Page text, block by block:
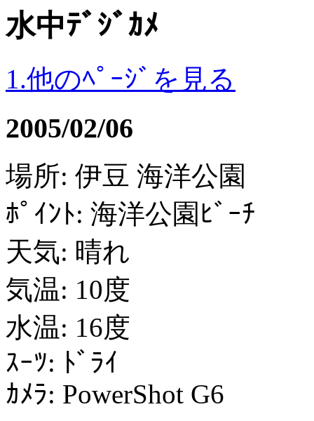
水中ﾃﾞｼﾞｶﾒ
1.他のﾍﾟｰｼﾞを見る
2005/02/06
場所: 伊豆 海洋公園
ﾎﾟｲﾝﾄ: 海洋公園ﾋﾞｰﾁ
天気: 晴れ
気温: 10度
水温: 16度
ｽｰﾂ: ﾄﾞﾗｲ
ｶﾒﾗ: PowerShot G6